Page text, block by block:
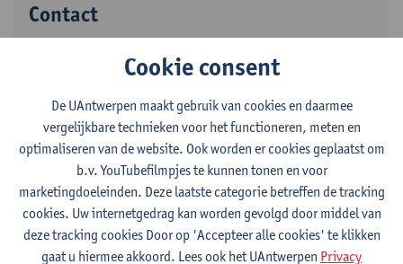
Contact
Universiteitsplein 1
2610 Wilrijk, BEL
Afdeling
Antwerps Chirurgisch Training, Anatomie en
Cookie consent
De UAntwerpen maakt gebruik van cookies en daarmee
vergelijkbare technieken voor het functioneren, meten en
optimaliseren van de website. Ook worden er cookies geplaatst om
b.v. YouTubefilmpjes te kunnen tonen en voor
marketingdoeleinden. Deze laatste categorie betreffen de tracking
cookies. Uw internetgedrag kan worden gevolgd door middel van
deze tracking cookies Door op 'Accepteer alle cookies' te klikken
gaat u hiermee akkoord. Lees ook het UAntwerpen Privacy